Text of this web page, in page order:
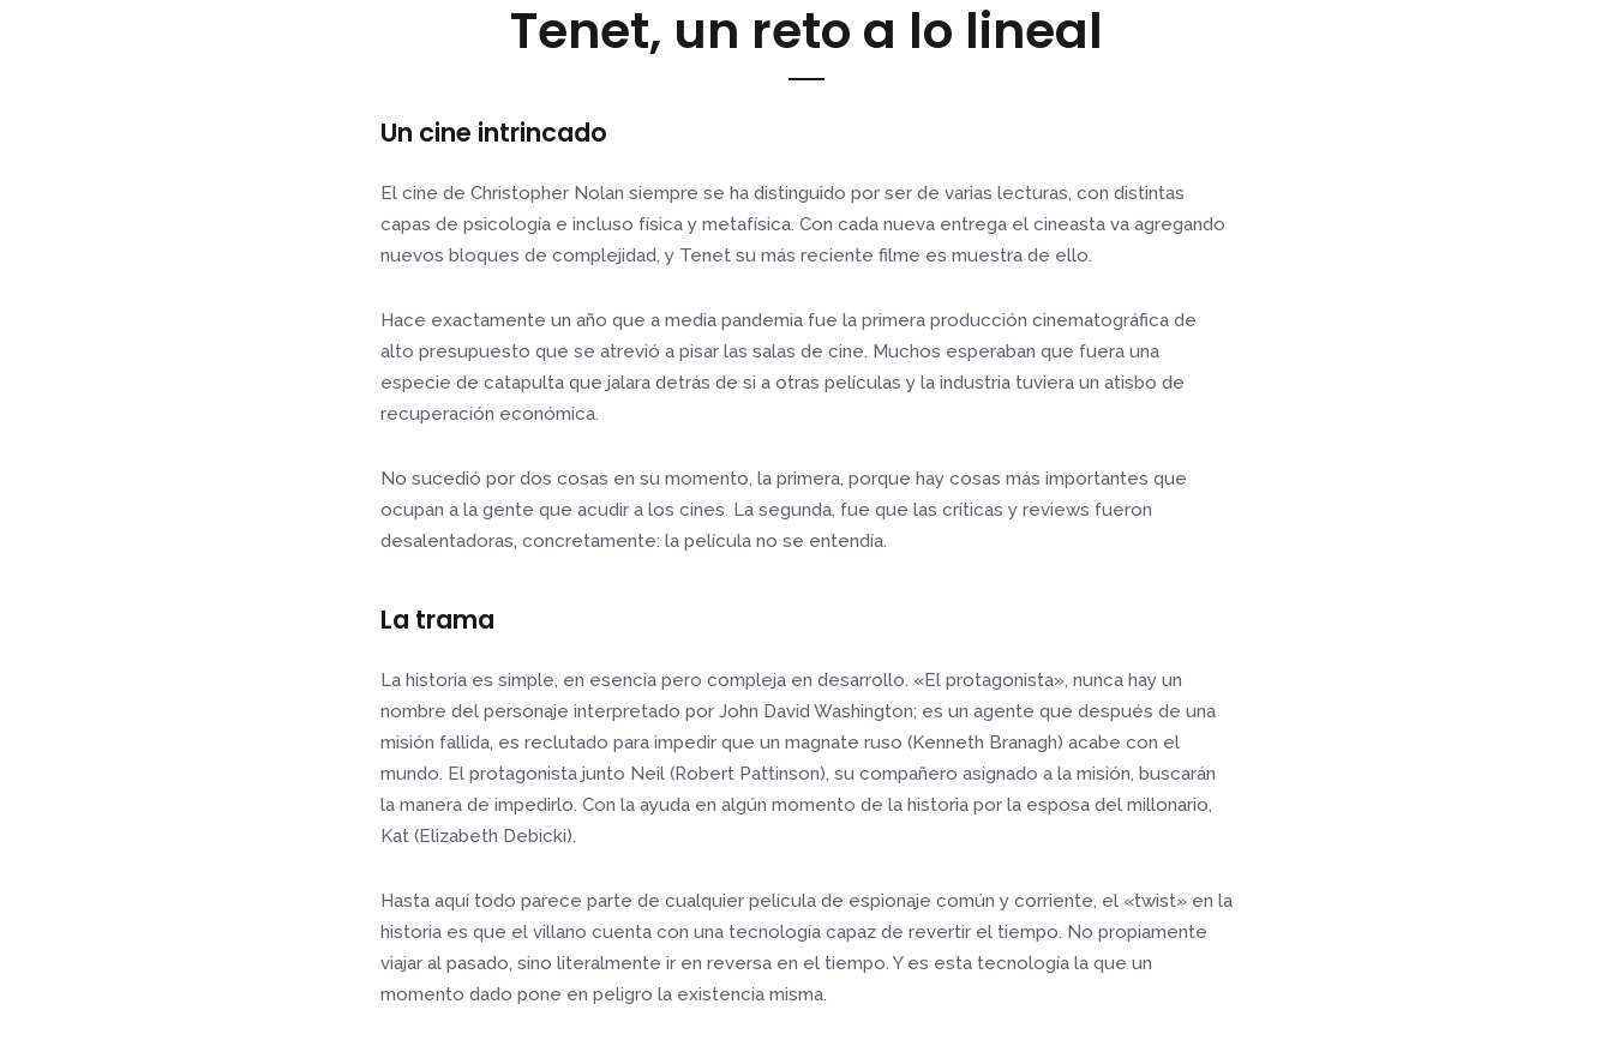
Tenet, un reto a lo lineal
Un cine intrincado
El cine de Christopher Nolan siempre se ha distinguido por ser de varias lecturas, con distintas
capas de psicología e incluso física y metafísica. Con cada nueva entrega el cineasta va agregando
nuevos bloques de complejidad, y Tenet su más reciente filme es muestra de ello.
Hace exactamente un año que a media pandemia fue la primera producción cinematográfica de
alto presupuesto que se atrevió a pisar las salas de cine. Muchos esperaban que fuera una
especie de catapulta que jalara detrás de si a otras películas y la industria tuviera un atisbo de
recuperación económica.
No sucedió por dos cosas en su momento, la primera, porque hay cosas más importantes que
ocupan a la gente que acudir a los cines. La segunda, fue que las críticas y reviews fueron
desalentadoras, concretamente: la película no se entendía.
La trama
La historia es simple, en esencia pero compleja en desarrollo. «El protagonista», nunca hay un
nombre del personaje interpretado por John David Washington; es un agente que después de una
misión fallida, es reclutado para impedir que un magnate ruso (Kenneth Branagh) acabe con el
mundo. El protagonista junto Neil (Robert Pattinson), su compañero asignado a la misión, buscarán
la manera de impedirlo. Con la ayuda en algún momento de la historia por la esposa del millonario,
Kat (Elizabeth Debicki).
Hasta aquí todo parece parte de cualquier película de espionaje común y corriente, el «twist» en la
historia es que el villano cuenta con una tecnología capaz de revertir el tiempo. No propiamente
viajar al pasado, sino literalmente ir en reversa en el tiempo. Y es esta tecnología la que un
momento dado pone en peligro la existencia misma.